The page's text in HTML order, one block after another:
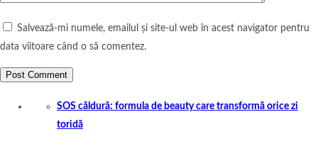
Salvează-mi numele, emailul și site-ul web în acest navigator pentru
data viitoare când o să comentez.
SOS căldură: formula de beauty care transformă orice zi
toridă